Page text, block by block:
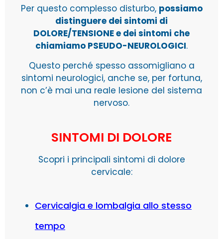
Per questo complesso disturbo, possiamo
distinguere dei sintomi di
DOLORE/TENSIONE e dei sintomi che
chiamiamo PSEUDO-NEUROLOGICI.
Questo perché spesso assomigliano a
sintomi neurologici, anche se, per fortuna,
non c’è mai una reale lesione del sistema
nervoso.
SINTOMI DI DOLORE
Scopri i principali sintomi di dolore
cervicale:
Cervicalgia e lombalgia allo stesso
tempo